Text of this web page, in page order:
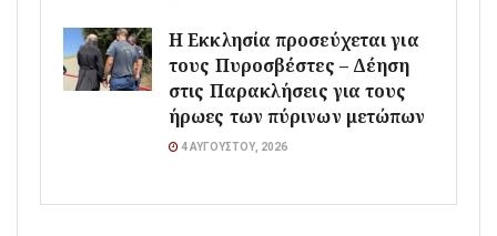
Η Εκκλησία προσεύχεται για
τους Πυροσβέστες – Δέηση
στις Παρακλήσεις για τους
ήρωες των πύρινων μετώπων
4 ΑΥΓΟΎΣΤΟΥ, 2026